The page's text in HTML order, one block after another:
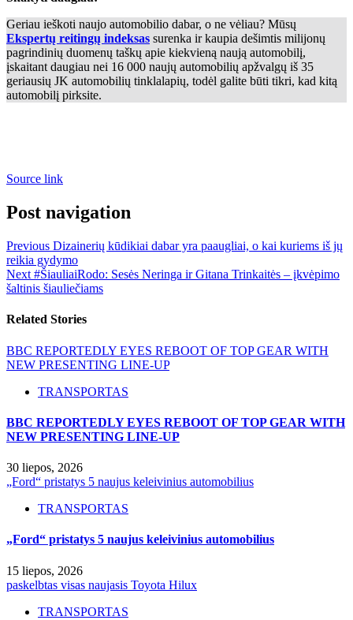
Geriau ieškoti naujo automobilio dabar, o ne vėliau? Mūsų
Ekspertų reitingų indeksas surenka ir kaupia dešimtis milijonų
pagrindinių duomenų taškų apie kiekvieną naują automobilį,
įskaitant daugiau nei 16 000 naujų automobilių apžvalgų iš 35
geriausių JK automobilių tinklalapių, todėl galite būti tikri, kad kitą
automobilį pirksite.
Source link
Post navigation
Previous Dizainerių kūdikiai dabar yra paaugliai, o kai kuriems iš jų
reikia gydymo
Next #ŠiauliaiRodo: Sesės Neringa ir Gitana Trinkaitės – įkvėpimo
šaltinis šiauliečiams
Related Stories
BBC REPORTEDLY EYES REBOOT OF TOP GEAR WITH
NEW PRESENTING LINE-UP
TRANSPORTAS
BBC REPORTEDLY EYES REBOOT OF TOP GEAR WITH
NEW PRESENTING LINE-UP
30 liepos, 2026
„Ford“ pristatys 5 naujus keleivinius automobilius
TRANSPORTAS
„Ford“ pristatys 5 naujus keleivinius automobilius
15 liepos, 2026
paskelbtas visas naujasis Toyota Hilux
TRANSPORTAS